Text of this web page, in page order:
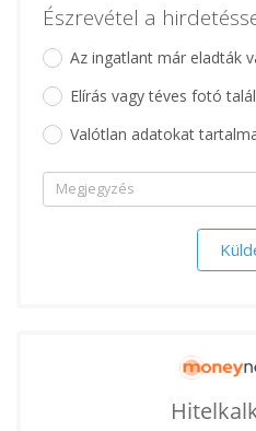
Észrevétel a
Az ingatlant már eladták
Elírás vagy téves fotó
Valótlan adatokat